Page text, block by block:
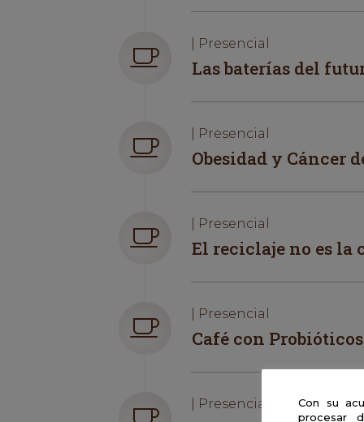
| Presencial
Las baterías del
| Presencial
Obesidad y Cáncer
| Presencial
El reciclaje no es la
| Presencial
Café con Probióticos
| Presencial
Con su
procesar